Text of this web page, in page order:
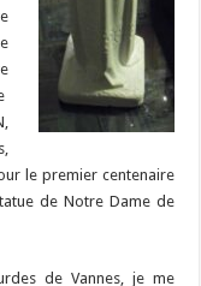
le premier centenaire
de Notre Dame de
de Vannes, je me